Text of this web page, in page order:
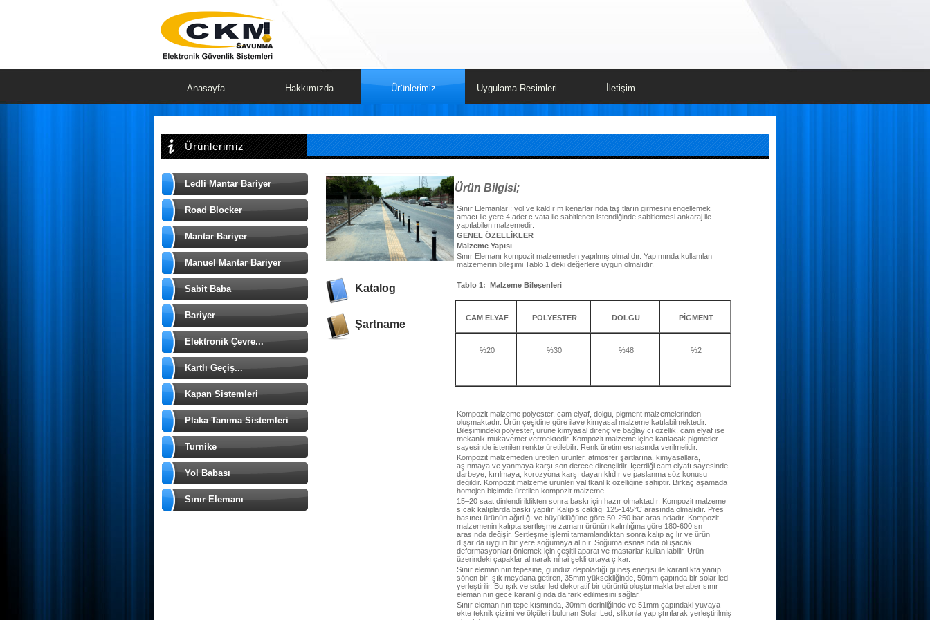
Anasayfa Hakkımızda Ürünlerimiz Uygulama Resimleri İletişim
Ürünlerimiz
Ledli Mantar Bariyer
Road Blocker
Mantar Bariyer
Manuel Mantar Bariyer
Sabit Baba
Bariyer
Elektronik Çevre...
Kartlı Geçiş...
Kapan Sistemleri
Plaka Tanıma Sistemleri
Turnike
Yol Babası
Sınır Elemanı
Katalog
Şartname
Ürün Bilgisi;
Sınır Elemanları; yol ve kaldırım kenarlarında taşıtların girmesini engellemek
amacı ile yere 4 adet cıvata ile sabitlenen istendiğinde sabitlemesi ankaraj ile
yapılabilen malzemedir.
GENEL ÖZELLİKLER
Malzeme Yapısı
Sınır Elemanı kompozit malzemeden yapılmış olmalıdır. Yapımında kullanılan
malzemenin bileşimi Tablo 1 deki değerlere uygun olmalıdır.
Tablo 1: Malzeme Bileşenleri
CAM ELYAF POLYESTER DOLGU PİGMENT
%20 %30 %48 %2
Kompozit malzeme polyester, cam elyaf, dolgu, pigment malzemelerinden
oluşmaktadır. Ürün çeşidine göre ilave kimyasal malzeme katılabilmektedir.
Bileşimindeki polyester, ürüne kimyasal direnç ve bağlayıcı özellik, cam elyaf ise
mekanik mukavemet vermektedir. Kompozit malzeme içine katılacak pigmetler
sayesinde istenilen renkte üretilebilir. Renk üretim esnasında verilmelidir.
Kompozit malzemeden üretilen ürünler, atmosfer şartlarına, kimyasallara,
aşınmaya ve yanmaya karşı son derece dirençlidir. İçerdiği cam elyafı sayesinde
darbeye, kırılmaya, korozyona karşı dayanıklıdır ve paslanma söz konusu
değildir. Kompozit malzeme ürünleri yalıtkanlık özelliğine sahiptir. Birkaç aşamada
homojen biçimde üretilen kompozit malzeme
15–20 saat dinlendirildikten sonra baskı için hazır olmaktadır. Kompozit malzeme
sıcak kalıplarda baskı yapılır. Kalıp sıcaklığı 125-145°C arasında olmalıdır. Pres
basıncı ürünün ağırlığı ve büyüklüğüne göre 50-250 bar arasındadır. Kompozit
malzemenin kalıpta sertleşme zamanı ürünün kalınlığına göre 180-600 sn
arasında değişir. Sertleşme işlemi tamamlandıktan sonra kalıp açılır ve ürün
dışarıda uygun bir yere soğumaya alınır. Soğuma esnasında oluşacak
deformasyonları önlemek için çeşitli aparat ve mastarlar kullanılabilir. Ürün
üzerindeki çapaklar alınarak nihai şekli ortaya çıkar.
Sınır elemanının tepesine, gündüz depoladığı güneş enerjisi ile karanlıkta yanıp
sönen bir ışık meydana getiren, 35mm yüksekliğinde, 50mm çapında bir solar led
yerleştirilir. Bu ışık ve solar led dekoratif bir görüntü oluşturmakla beraber sınır
elemanının gece karanlığında da fark edilmesini sağlar.
Sınır elemanının tepe kısmında, 30mm derinliğinde ve 51mm çapındaki yuvaya
ekte teknik çizimi ve ölçüleri bulunan Solar Led, slikonla yapıştırılarak yerleştirilmiş